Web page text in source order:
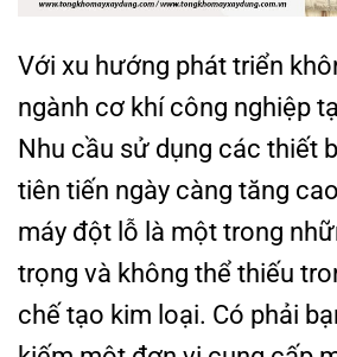
Với xu hướng phát triển
ngành cơ khí công nghiệp
Nhu cầu sử dụng các thiết
tiên tiến ngày càng tăng
máy đột lỗ là một trong
trọng và không thể thiếu
chế tạo kim loại. Có phải